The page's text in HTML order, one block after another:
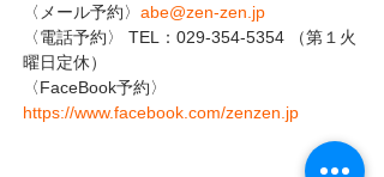
〈メール予約〉 abe@zen-zen.jp
〈電話予約〉 TEL：029-354-5354 （第１火
曜日定休）
〈FaceBook予約〉
https://www.facebook.com/zenzen.jp